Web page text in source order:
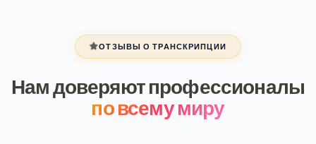
ОТЗЫВЫ О ТРАНСКРИПЦИИ
Нам доверяют профессионалы
по всему миру